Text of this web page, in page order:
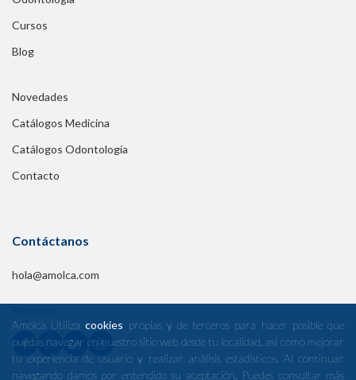
Cursos
Blog
Novedades
Catálogos Medicina
Catálogos Odontología
Contacto
Contáctanos
hola@amolca.com
Amolca Utilizacookies propias y de terceros para hacer posible que
puedas navegar en nuestro sitio web desde tu localidad, así como mejorar
tu experiencia de usuario y realizar análisis estadísticos. Al continuar
navegando damos por entendido su aceptación. Puedes consultar más